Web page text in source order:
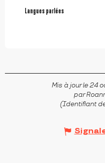
Langues parlées
Langues parlées
Mis à jour le 24
par
(Identifiant